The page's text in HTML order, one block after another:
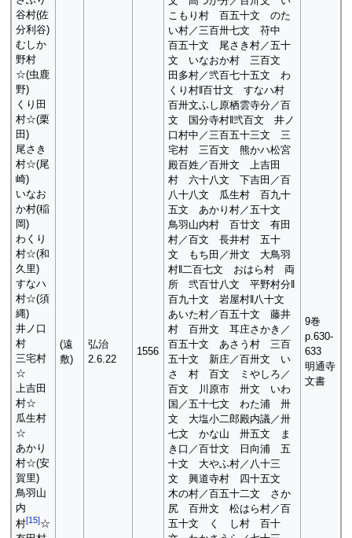
谷村(佐
分利谷)
むしか
野村
☆(虫鹿
野)
くり田
村☆(栗
田)
尾さき
村☆(尾
崎)
いなお
か村(稲
岡)
わくり
村☆(和
久里)
すなハ
村☆(須
縄)
井ノ口
村
三宅村
☆
上吉田
村☆
瓜生村
☆
あかり
村☆(安
賀里)
鳥羽山
内
村[15]☆
(遠
敷)
弘治
2.6.22
1556
こもり村 百五十文 のた
い村／三百卅七文 苻中
百五十文 尾さき村／五十
文 いなおか村 三百文
田多村／弐百七十五文 わ
くり村‖百廿文 すなハ村
百卅文ふし原栖雲寺分／百
文 国分寺村‖弐百文 井ノ
口村中／三百五十三文 三
宅村 三百文 熊かハ松宮
殿百姓／百卅文 上吉田
村 六十八文 下吉田／百
八十八文 瓜生村 百九十
五文 あかり村／五十文
鳥羽山内村 百廿文 有田
村／百文 長井村 五十
文 もち田／卅文 大鳥羽
村‖二百七文 おはら村 両
所 弐百廿八文 平野村分‖
百九十文 岩屋村‖八十文
あいた村／百五十文 藤井
村 百卅文 耳庄さかき／
百五十文 あさう村 三百
五十文 新庄／百卅文 い
さゝ村 百文 ミやしろ／
百文 川原市 卅文 いわ
国／五十七文 わた浦 卅
文 大塩小二郎殿内議／卅
七文 かな山 卅五文 ま
き口／百廿文 日向浦 五
十文 大やふ村／八十三
文 興道寺村 四十五文
木の村／百五十二文 さか
尻 百卅文 松はら村／百
五十文 くゝし村 百十
9巻
p.630-
633
明通寺
文書